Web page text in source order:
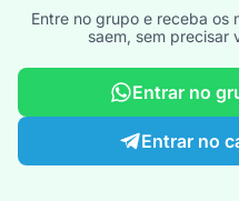
Entre no grupo e receba os
saem, sem precisar
Entrar no
Entrar no